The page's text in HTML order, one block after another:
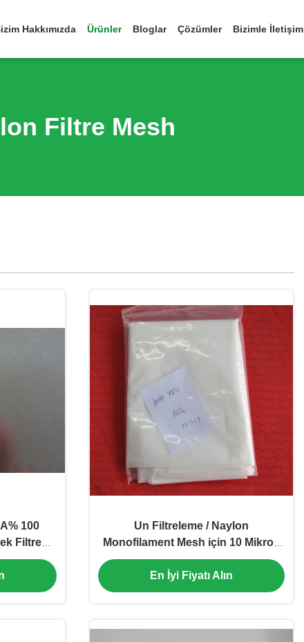
Hakkımızda Ürünler Bloglar Çözümler Bizimle İletişim
Filtre Mesh
100
Filtresi
Un Filtreleme / Naylon
Monofilament Mesh için 10 Mikron
Jpp Naylon Filtre Mesh
En İyi Fiyatı Alın